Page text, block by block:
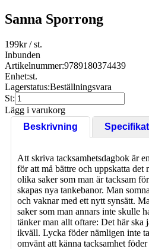
Sanna Sporrong
199kr/ st.
Inbunden
Artikelnummer:9789180374439
Enhet:st.
Lagerstatus:Beställningsvara
St:
Lägg i varukorg
Beskrivning
Att skriva tacksamhetsdagbok är
för att må bättre och uppskatta det
olika saker som man är tacksam
skapas nya tankebanor. Man
och vaknar med ett nytt synsätt.
saker som man annars inte skulle
tänker man allt oftare: Det här ska
ikväll. Lycka föder nämligen inte
omvänt att känna tacksamhet